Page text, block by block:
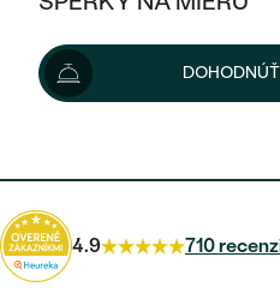
KOMBINOVANÉ ZLATO
PODĽA ŠTÝLU
ETERNITY
POSTRANNÉ
HALO
VINTAGE
SET ZÁSNUBNÉHO
VÝPREDAJ
ŠPERKY ČO
PODĽA TYPU
NÁUŠNICE
PRSTENE
PLATINOVÉ
NAPICHOVACIE
KRUHOVÉ
ZLATÉ
STRIEBORNÉ
PODĽA ŠTÝLU
SOLITÉR
VÝPREDAJ
ZLATÉ
STRIEBORNÉ
883 €930 € -6 %
4.9 710